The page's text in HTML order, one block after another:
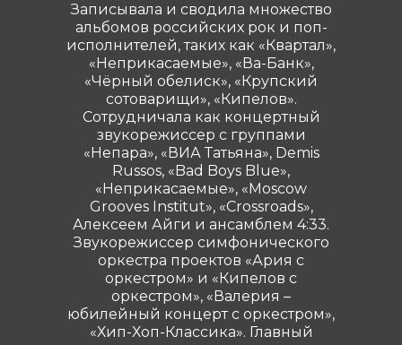
Записывала и сводила множество
альбомов российских рок и поп-
исполнителей, таких как «Квартал»,
«Неприкасаемые», «Ва-Банк»,
«Чёрный обелиск», «Крупский
сотоварищи», «Кипелов».
Сотрудничала как концертный
звукорежиссер с группами
«Непара», «ВИА Татьяна», Demis
Russos, «Bad Boys Blue»,
«Неприкасаемые», «Moscow
Grooves Institut», «Crossroads»,
Алексеем Айги и ансамблем 4:33.
Звукорежиссер симфонического
оркестра проектов «Ария с
оркестром» и «Кипелов с
оркестром», «Валерия –
юбилейный концерт с оркестром»,
«Хип-Хоп-Классика». Главный